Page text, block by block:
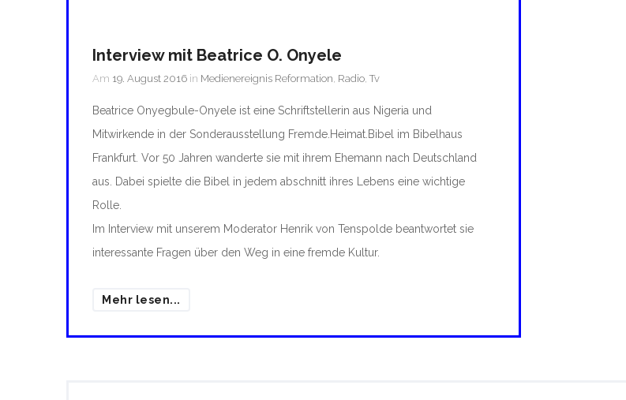
Interview mit Beatrice O. Onyele
Am 19. August 2016 in Medienereignis Reformation Radio ,Tv
Beatrice Onyegbule-Onyele ist eine Schriftstellerin aus Nigeria und
Mitwirkende in der Sonderausstellung Fremde.Heimat.Bibel im Bibelhaus
Frankfurt. Vor 50 Jahren wanderte sie mit ihrem Ehemann nach Deutschland
aus. Dabei spielte die Bibel in jedem abschnitt ihres Lebens eine wichtige
Rolle.
Im Interview mit unserem Moderator Henrik von Tenspolde beantwortet sie
interessante Fragen über den Weg in eine fremde Kultur.
Mehr lesen...